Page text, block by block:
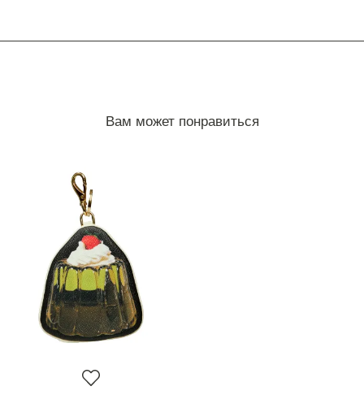
Вам может понравиться